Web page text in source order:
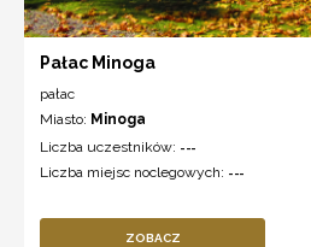
Pałac Minoga
pałac
Miasto: Minoga
Liczba uczestników: ---
Liczba miejsc noclegowych: ---
ZOBACZ